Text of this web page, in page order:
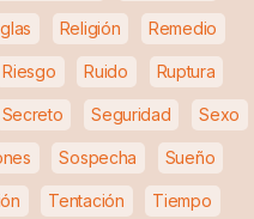
Religión Remedio
Riesgo Ruido Ruptura
Secreto Seguridad Sexo
Sospecha Sueño
Tentación Tiempo